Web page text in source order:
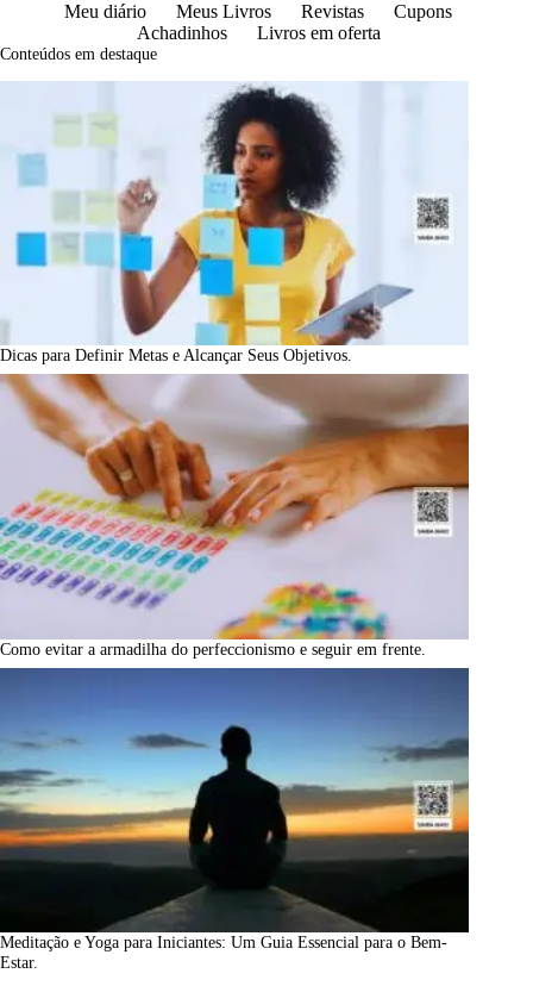
Meu diário Meus Livros Revistas
Cupons
Achadinhos
Livros em oferta
Conteúdos em destaque
Dicas para Definir Metas e Alcançar Seus Objetivos.
Como evitar a armadilha do perfeccionismo e seguir em frente.
Meditação e Yoga para Iniciantes: Um Guia Essencial para o Bem-
Estar.